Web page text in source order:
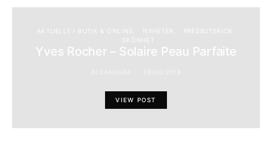
AKTUELLT I BUTIK & ONLINE NYHETER
PRESSUTSKICK
SKÖNHET
Yves Rocher – Solaire Peau Parfaite
VIEW POST